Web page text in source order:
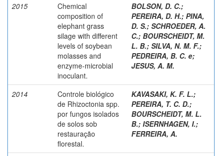
2015
Chemical
composition of
elephant grass
silage with different
levels of soybean
molasses and
enzyme-microbial
inoculant.
BOLSON, D. C.;
PEREIRA, D. H.; PINA,
D. S.; SCHROEDER, A.
C.; BOURSCHEIDT, M.
L. B.; SILVA, N. M. F.;
PEDREIRA, B. C. e;
JESUS, A. M.
2014
Controle biológico
de Rhizoctonia spp.
por fungos isolados
de solos sob
restauração
florestal.
KAVASAKI, K. F. L.;
PEREIRA, T. C. D.;
BOURSCHEIDT, M. L.
B.; ISERNHAGEN, I.;
FERREIRA, A.